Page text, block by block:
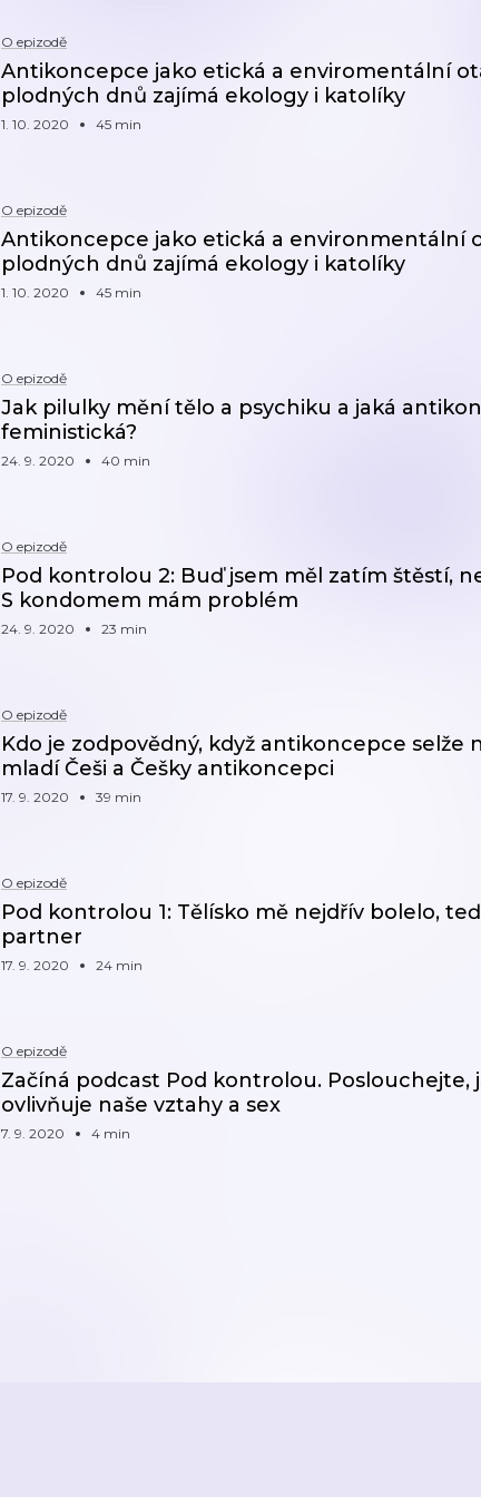
O epizodě
Antikoncepce jako etická a enviromentální
plodných dnů zajímá ekology i katolíky
1. 10. 2020 45 min
O epizodě
Antikoncepce jako etická a environmentální
plodných dnů zajímá ekology i katolíky
1. 10. 2020 45 min
O epizodě
Jak pilulky mění tělo a psychiku a jaká
feministická?
24. 9. 2020 40 min
O epizodě
Pod kontrolou 2: Buď jsem měl zatím štěstí,
S kondomem mám problém
24. 9. 2020 23 min
O epizodě
Kdo je zodpovědný, když antikoncepce selže
mladí Češi a Češky antikoncepci
17. 9. 2020 39 min
O epizodě
Pod kontrolou 1: Tělísko mě nejdřív bolelo,
partner
17. 9. 2020 24 min
O epizodě
Začíná podcast Pod kontrolou. Poslouchejte,
ovlivňuje naše vztahy a sex
7. 9. 2020 4 min